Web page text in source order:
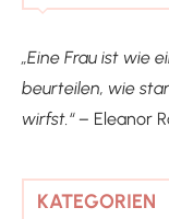
„Eine Frau ist wie
beurteilen, wie
wirfst.“ – Eleanor
KATEGORIEN